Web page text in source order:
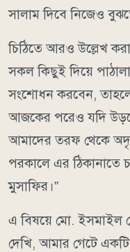
সালাম দিবে নিজেও
চিঠিতে আরও উল্লেখ
সকল কিছুই দিয়ে
সংশোধন করবেন,
আজকের পরেও যদি
আমাদের তরফ থেকে
পরকালে এর
মুসাফির।”
এ বিষয়ে মো. ইসমাইল
দেখি, আমার গেটে